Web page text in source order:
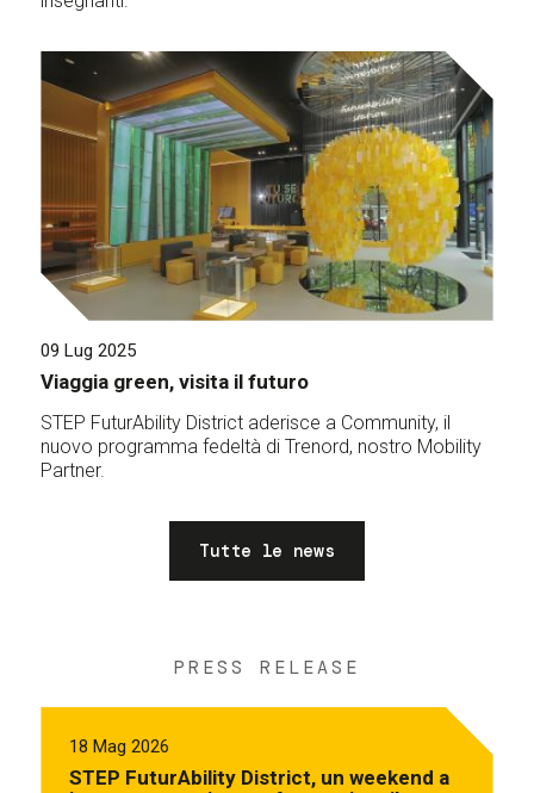
09 Lug 2025
Viaggia green, visita il futuro
STEP FuturAbility District aderisce a Community, il
nuovo programma fedeltà di Trenord, nostro Mobility
Partner.
Tutte le news
PRESS RELEASE
18 Mag 2026
STEP FuturAbility District, un weekend a